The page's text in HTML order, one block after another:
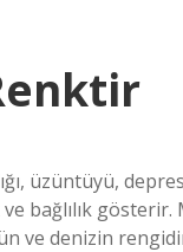
üzüntüyü,
bağlılık
ve denizin